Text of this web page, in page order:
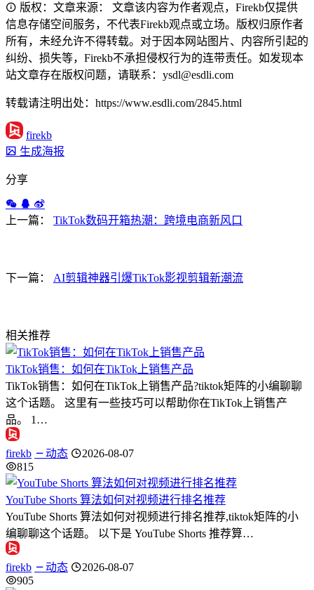
版权：文章来源： 文章该内容为作者观点，Firekb仅提供
信息存储空间服务，不代表Firekb观点或立场。版权归原作者
所有，未经允许不得转载。对于因本网站图片、内容所引起的
纠纷、损失等，Firekb不承担侵权行为的连带责任。如发现本
站文章存在版权问题，请联系：ysdl@esdli.com
转载请注明出处：https://www.esdli.com/2845.html
firekb
生成海报
分享
上一篇： TikTok数码开箱热潮：跨境电商新风口
下一篇： AI剪辑神器引爆TikTok影视剪辑新潮流
相关推荐
TikTok销售：如何在TikTok上销售产品
TikTok销售：如何在TikTok上销售产品?tiktok矩阵的小编聊聊
这个话题。 这里有一些技巧可以帮助你在TikTok上销售产
品。 1…
firekb 动态
2026-08-07
815
YouTube Shorts 算法如何对视频进行排名推荐
YouTube Shorts 算法如何对视频进行排名推荐,tiktok矩阵的小
编聊聊这个话题。 以下是 YouTube Shorts 推荐算…
firekb 动态
2026-08-07
905